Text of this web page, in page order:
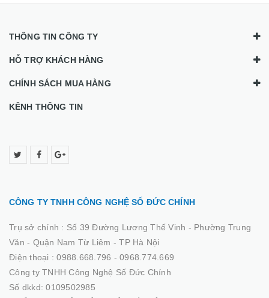
THÔNG TIN CÔNG TY
HỖ TRỢ KHÁCH HÀNG
CHÍNH SÁCH MUA HÀNG
KÊNH THÔNG TIN
CÔNG TY TNHH CÔNG NGHỆ SỐ ĐỨC CHÍNH
Trụ sở chính : Số 39 Đường Lương Thế Vinh - Phường Trung
Văn - Quận Nam Từ Liêm - TP Hà Nội
Điện thoại :0988.668.796 - 0968.774.669
Công ty TNHH Công Nghệ Số Đức Chính
Số dkkd: 0109502985